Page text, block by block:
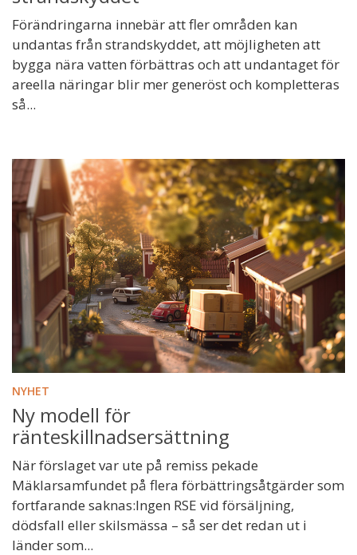
Förändringarna innebär att fler områden kan
undantas från strandskyddet, att möjligheten att
bygga nära vatten förbättras och att undantaget för
areella näringar blir mer generöst och kompletteras
så...
NYHET
Ny modell för
ränteskillnadsersättning
När förslaget var ute på remiss pekade
Mäklarsamfundet på flera förbättringsåtgärder som
fortfarande saknas:Ingen RSE vid försäljning,
dödsfall eller skilsmässa – så ser det redan ut i
länder som...